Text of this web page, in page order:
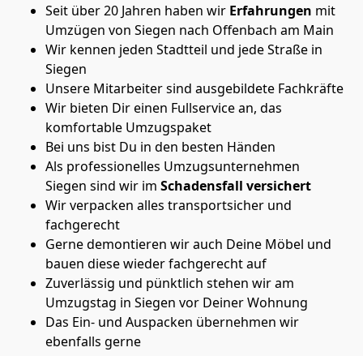
Seit über 20 Jahren haben wir Erfahrungen mit
Umzügen von Siegen nach Offenbach am Main
Wir kennen jeden Stadtteil und jede Straße in
Siegen
Unsere Mitarbeiter sind ausgebildete Fachkräfte
Wir bieten Dir einen Fullservice an, das
komfortable Umzugspaket
Bei uns bist Du in den besten Händen
Als professionelles Umzugsunternehmen
Siegen sind wir im Schadensfall versichert
Wir verpacken alles transportsicher und
fachgerecht
Gerne demontieren wir auch Deine Möbel und
bauen diese wieder fachgerecht auf
Zuverlässig und pünktlich stehen wir am
Umzugstag in Siegen vor Deiner Wohnung
Das Ein- und Auspacken übernehmen wir
ebenfalls gerne